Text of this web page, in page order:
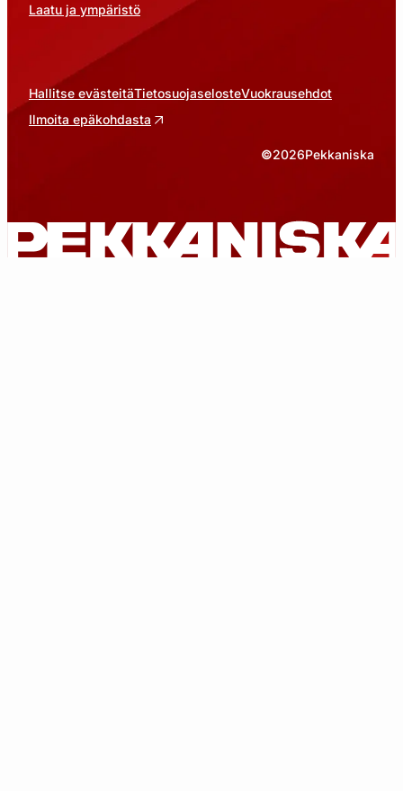
Laatu ja ympäristö
Hallitse evästeitäTietosuojaselosteVuokrausehdot
Ilmoita epäkohdasta
©2026Pekkaniska